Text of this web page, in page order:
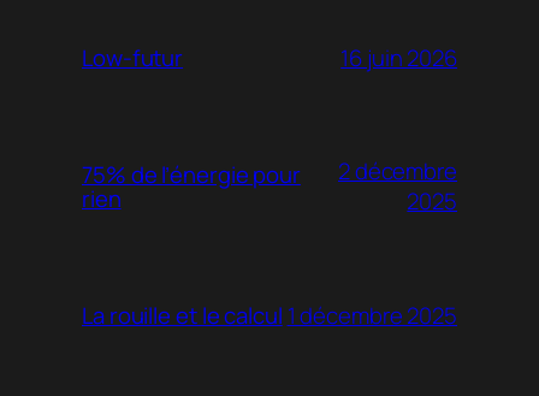
Low-futur 16 juin 2026
75% de l’énergie pour
rien
2 décembre
2025
La rouille et le calcul 1 décembre 2025